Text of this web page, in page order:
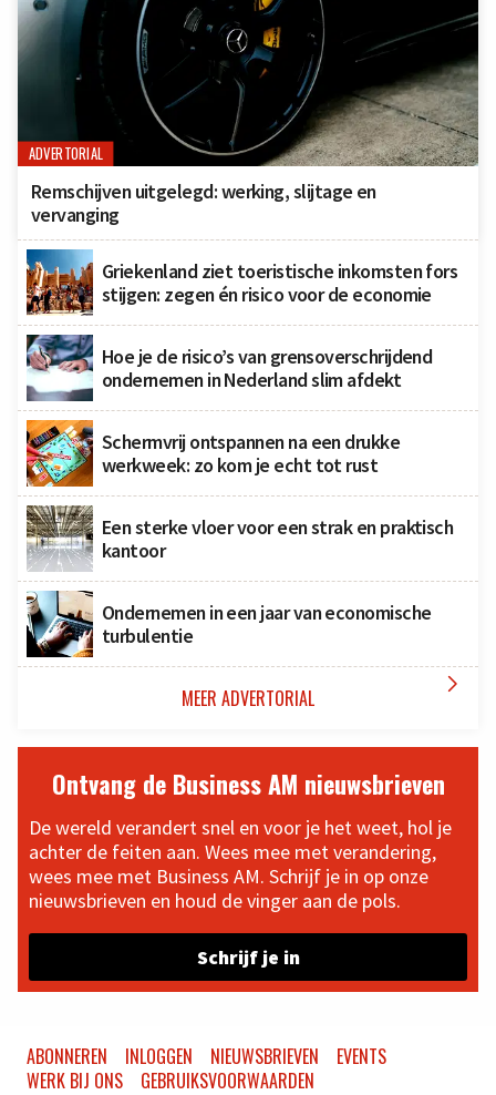
ADVERTORIAL
Remschijven uitgelegd: werking, slijtage en
vervanging
Griekenland ziet toeristische inkomsten fors
stijgen: zegen én risico voor de economie
Hoe je de risico’s van grensoverschrijdend
ondernemen in Nederland slim afdekt
Schermvrij ontspannen na een drukke
werkweek: zo kom je echt tot rust
Een sterke vloer voor een strak en praktisch
kantoor
Ondernemen in een jaar van economische
turbulentie
MEER ADVERTORIAL 
Ontvang de Business AM nieuwsbrieven
De wereld verandert snel en voor je het weet, hol je
achter de feiten aan. Wees mee met verandering,
wees mee met Business AM. Schrijf je in op onze
nieuwsbrieven en houd de vinger aan de pols.
Schrijf je in
ABONNEREN INLOGGEN NIEUWSBRIEVEN
EVENTS
WERK BIJ ONS
GEBRUIKSVOORWAARDEN